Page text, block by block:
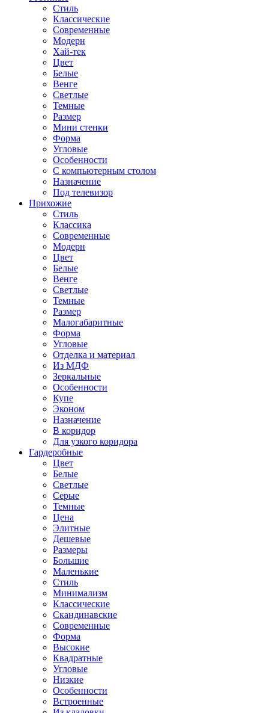
Стиль
Классические
Современные
Модерн
Хай-тек
Цвет
Белые
Венге
Светлые
Темные
Размер
Мини стенки
Форма
Угловые
Особенности
С компьютерным столом
Назначение
Под телевизор
Прихожие
Стиль
Классика
Современные
Модерн
Цвет
Белые
Венге
Светлые
Темные
Размер
Малогабаритные
Форма
Угловые
Отделка и материал
Из МДФ
Зеркальные
Особенности
Купе
Эконом
Назначение
В коридор
Для узкого коридора
Гардеробные
Цвет
Белые
Светлые
Серые
Темные
Цена
Элитные
Дешевые
Размеры
Большие
Маленькие
Стиль
Минимализм
Классические
Скандинавские
Современные
Форма
Высокие
Квадратные
Угловые
Низкие
Особенности
Встроенные